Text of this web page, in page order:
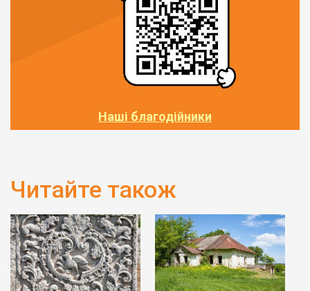
Наші благодійники
Читайте також